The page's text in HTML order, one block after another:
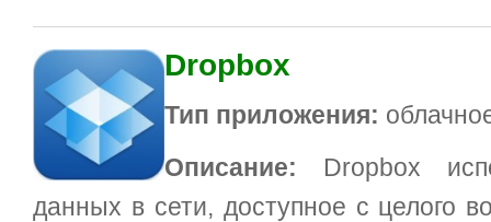
Dropbox
Тип приложения:
Описание: Dropbox
данных в сети, доступное с целого